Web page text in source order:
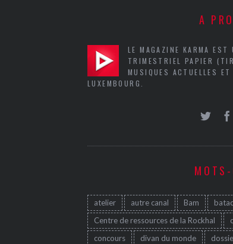
A
LE MAGAZINE KARMA EST
TRIMESTRIEL PAPIER
MUSIQUES ACTUELLES
LUXEMBOURG.
atelier autre canal Bam
Centre de ressources de la Rockhal
concours
divan du monde